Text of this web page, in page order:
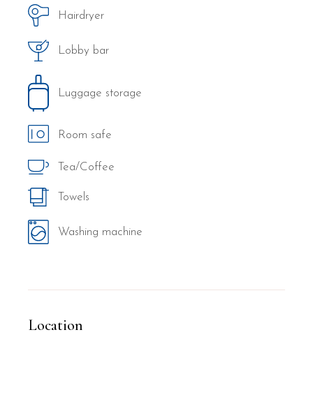
Hairdryer
Lobby bar
Luggage storage
Room safe
Tea/Coffee
Towels
Washing machine
Location